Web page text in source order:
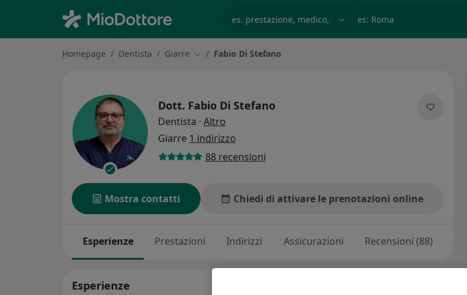
Homepage Dentista Giarre Cambia città
Fabio Di Stefano
Dott. Fabio Di Stefano
Dentista · Altro
Giarre 1 indirizzo
88 recensioni
Mostra contatti Chiedi di attivare le prenotazioni online
Esperienze Prestazioni Indirizzi Assicurazioni Recensioni (88)
Esperienze